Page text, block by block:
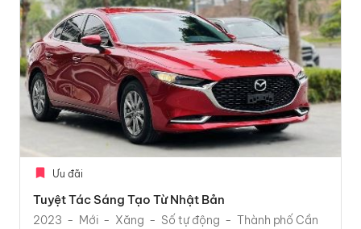
Ưu đãi
Tuyệt Tác Sáng Tạo Từ Nhật Bản
2023 Mới Xăng Số tự động
Thành phố Cần